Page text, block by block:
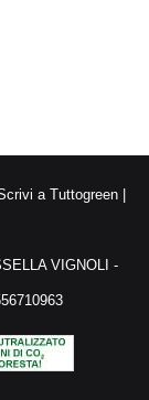
a Tuttogreen|
VIGNOLI -